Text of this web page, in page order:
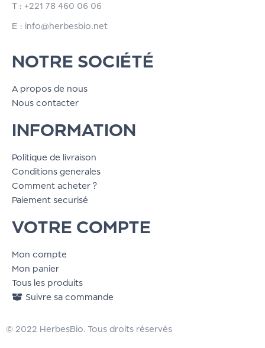
T : +221 78 460 06 06
E : info@herbesbio.net
NOTRE SOCIÉTÉ
A propos de nous
Nous contacter
INFORMATION
Politique de livraison
Conditions generales
Comment acheter ?
Paiement securisé
VOTRE COMPTE
Mon compte
Mon panier
Tous les produits
Suivre sa commande
© 2022 HerbesBio. Tous droits réservés